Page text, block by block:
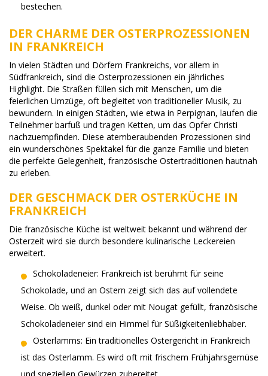
bestechen.
DER CHARME DER OSTERPROZESSIONEN
IN FRANKREICH
In vielen Städten und Dörfern Frankreichs, vor allem in
Südfrankreich, sind die Osterprozessionen ein jährliches
Highlight. Die Straßen füllen sich mit Menschen, um die
feierlichen Umzüge, oft begleitet von traditioneller Musik, zu
bewundern. In einigen Städten, wie etwa in Perpignan, laufen die
Teilnehmer barfuß und tragen Ketten, um das Opfer Christi
nachzuempfinden. Diese atemberaubenden Prozessionen sind
ein wunderschönes Spektakel für die ganze Familie und bieten
die perfekte Gelegenheit, französische Ostertraditionen hautnah
zu erleben.
DER GESCHMACK DER OSTERKÜCHE IN
FRANKREICH
Die französische Küche ist weltweit bekannt und während der
Osterzeit wird sie durch besondere kulinarische Leckereien
erweitert.
Schokoladeneier: Frankreich ist berühmt für seine
Schokolade, und an Ostern zeigt sich das auf vollendete
Weise. Ob weiß, dunkel oder mit Nougat gefüllt, französische
Schokoladeneier sind ein Himmel für Süßigkeitenliebhaber.
Osterlamms: Ein traditionelles Ostergericht in Frankreich
ist das Osterlamm. Es wird oft mit frischem Frühjahrsgemüse